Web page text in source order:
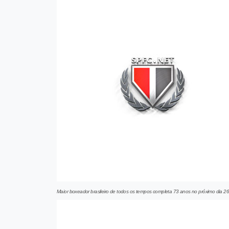
Maior boxeador brasileiro de todos os tempos completa 73 anos no próximo dia 26